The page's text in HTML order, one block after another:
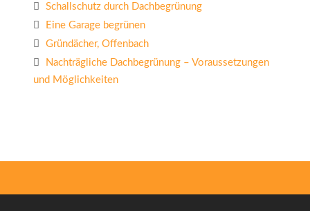
Schallschutz durch Dachbegrünung
Eine Garage begrünen
Gründächer, Offenbach
Nachträgliche Dachbegrünung – Voraussetzungen
und Möglichkeiten